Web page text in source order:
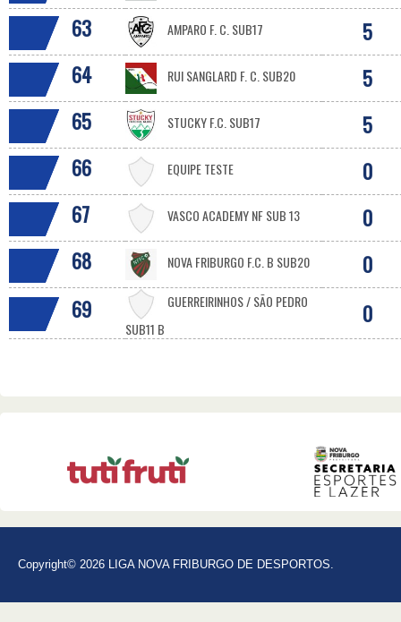
63
AMPARO F. C. SUB17
5
64
RUI SANGLARD F. C. SUB20
5
65
STUCKY F.C. SUB17
5
66
EQUIPE TESTE
0
67
VASCO ACADEMY NF SUB 13
0
68
NOVA FRIBURGO F.C. B SUB20
0
69
GUERREIRINHOS / SÃO PEDRO
SUB11 B
0
Copyright© 2026 LIGA NOVA FRIBURGO DE DESPORTOS.